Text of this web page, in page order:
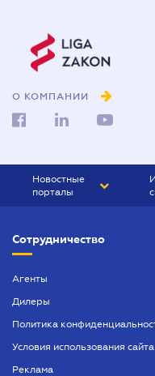
О КОМПАНИИ
Новостные
порталы
БИЗНЕС
Сотрудничество
Агенты
Дилеры
Политика
Условия использования сайта
Реклама